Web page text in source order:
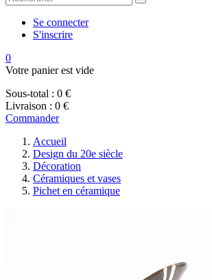
Se connecter
S'inscrire
0
Votre panier est vide
Sous-total : 0 €
Livraison : 0 €
Commander
Accueil
Design du 20e siècle
Décoration
Céramiques et vases
Pichet en céramique